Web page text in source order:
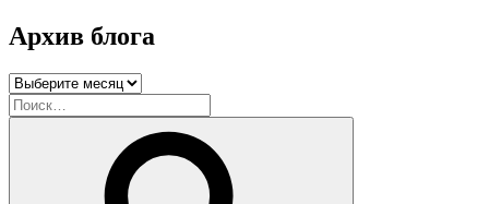
Архив блога
Архив
блога
Искать: